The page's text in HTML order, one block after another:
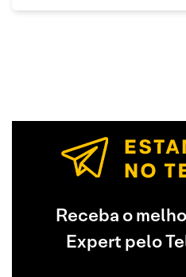
Receba o
Expert pelo